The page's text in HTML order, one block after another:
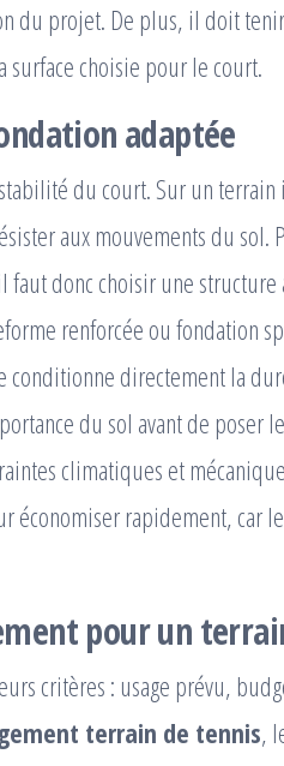
du projet. De plus, il doit
choisie pour le court.
adaptée
du court. Sur un
aux mouvements du sol.
faut donc choisir une structure
renforcée ou fondation
conditionne directement la
du sol avant de poser
climatiques et
économiser rapidement, car
pour un
critères : usage prévu,
terrain de tennis,